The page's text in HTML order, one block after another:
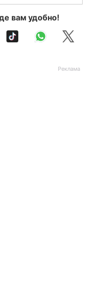
вам удобно!